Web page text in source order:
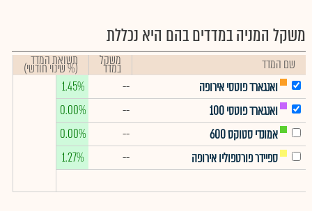
משקל המניה במדדים בהם היא נכללת
שם המדד משקל
במדד תשואת המדד
(% שינוי חודשי)
ואנגארד פוטסי אירופה
--
1.45%
ואנגארד פוטסי 100
--
0.00%
אמונדי סטוקס 600
--
0.00%
ספיידר פורטפוליו אירופה
--
1.27%